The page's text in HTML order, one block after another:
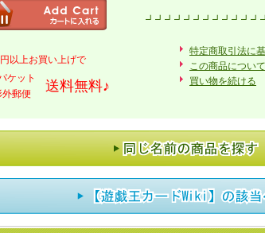
以上お買い上げで
ケット
外郵便
送料無料♪
特定商取引法に
この商品につい
買い物を続ける